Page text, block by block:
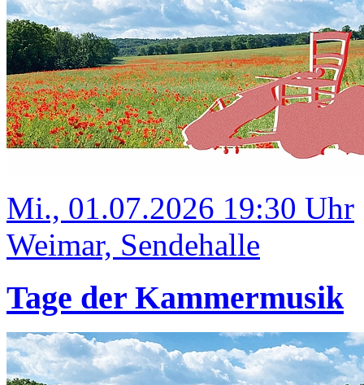
Mi., 01.07.2026 19:30 Uhr
Weimar, Sendehalle
Tage der Kammermusik